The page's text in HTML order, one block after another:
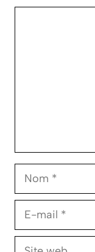
Nom
E-
Site